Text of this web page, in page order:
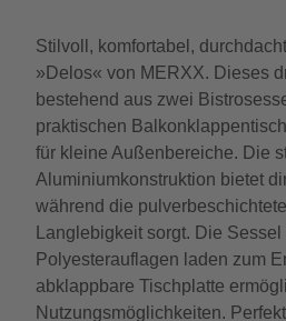
Stilvoll, komfortabel,
»Delos« von MERXX. Dieses
bestehend aus zwei
praktischen
für kleine Außenbereiche. Die
Aluminiumkonstruktion bietet
während die
Langlebigkeit sorgt. Die
Polyesterauflagen laden zum
abklappbare Tischplatte
Nutzungsmöglichkeiten.